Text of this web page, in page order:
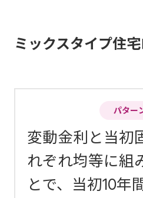
ミックスタイプ住
パター
変動金利と当初
れぞれ均等に組
とで、当初10年